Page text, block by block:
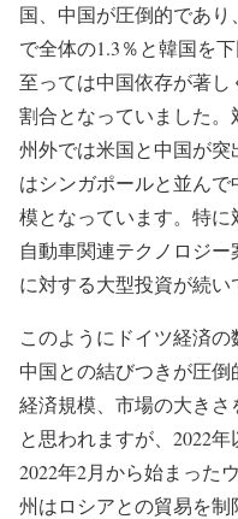
国、中国が圧倒的であ
で全体の1.3％と韓国を
至っては中国依存が著
割合となっていました
州外では米国と中国が
はシンガポールと並んで
模となっています。特に
自動車関連テクノロジ
に対する大型投資が続い
このようにドイツ経済
中国との結びつきが圧倒
経済規模、市場の大き
と思われますが、2022年
2022年2月から始まった
州はロシアとの貿易を